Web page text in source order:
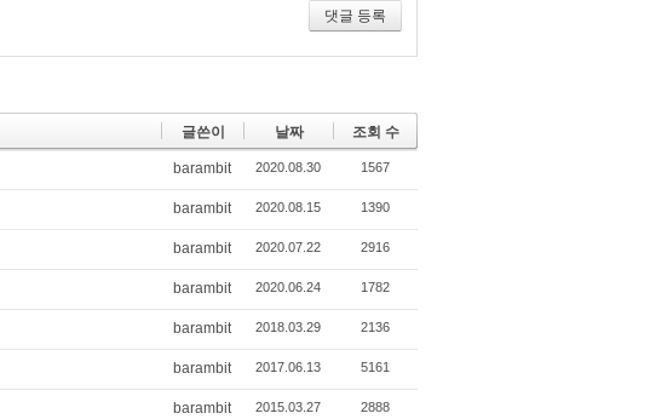
댓글 등록
글쓴이 날짜 조회 수
barambit 2020.08.30 1567
barambit 2020.08.15 1390
barambit 2020.07.22 2916
barambit 2020.06.24 1782
barambit 2018.03.29 2136
barambit 2017.06.13 5161
barambit 2015.03.27 2888